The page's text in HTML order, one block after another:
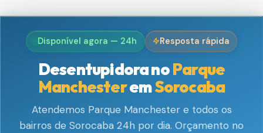
Disponível agora — 24h Resposta rápida
Desentupidora noParque
ManchesteremSorocaba
Atendemos Parque Manchester e todos os
bairros de Sorocaba 24h por dia. Orçamento no